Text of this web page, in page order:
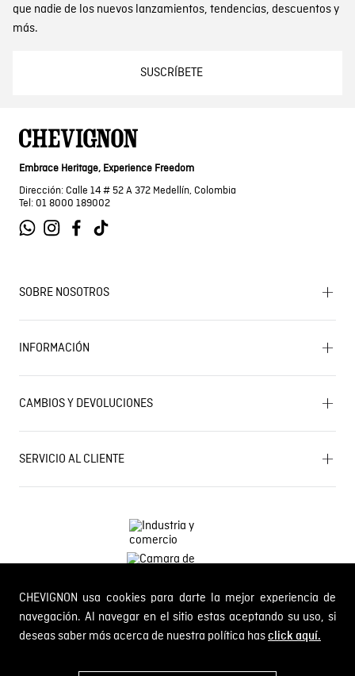
CHEVIGNON usa cookies para darte la mejor experiencia de
navegación. Al navegar en el sitio estas aceptando su uso, si
deseas saber más acerca de nuestra política hasclick aquí.
que nadie de los nuevos lanzamientos, tendencias, descuentos y
más.
SUSCRÍBETE
Embrace Heritage, Experience Freedom
Dirección: Calle 14 # 52 A 372 Medellín, Colombia
Tel: 01 8000 189002
SOBRE NOSOTROS
Encuentra tu tienda
Historia de la marca
Mapa del sitio
Próximos eventos
INFORMACIÓN
Términos y condiciones
Términos y condiciones de promociones
Política de Cookies
Política de Cambios y Devoluciones
CAMBIOS Y DEVOLUCIONES
Gestiona tu cambio o devolución
PQR y Otras solicitudes
Estado de mi PQR
SERVICIO AL CLIENTE
Comodin S.A.S. NIT: 800.069.933-6